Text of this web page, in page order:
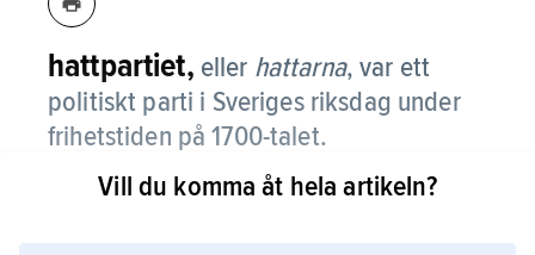
hattpartiet, eller hattarna,var ett
politiskt parti i Sveriges riksdag under
frihetstiden på 1700-talet.
Namnet hattarna sägs komma från att de ville
Vill du komma åt hela artikeln?